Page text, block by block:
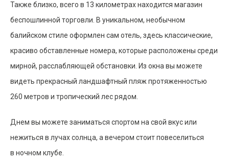
Также близко, всего в 13 километрах находится магазин
беспошлинной торговли. В уникальном, необычном
балийском стиле оформлен сам отель, здесь классические,
красиво обставленные номера, которые расположены среди
мирной, расслабляющей обстановки. Из окна вы можете
видеть прекрасный ландшафтный пляж протяженностью
260 метров и тропический лес рядом.
Днем вы можете заниматься спортом на свой вкус или
нежиться в лучах солнца, а вечером стоит повеселиться
в ночном клубе.